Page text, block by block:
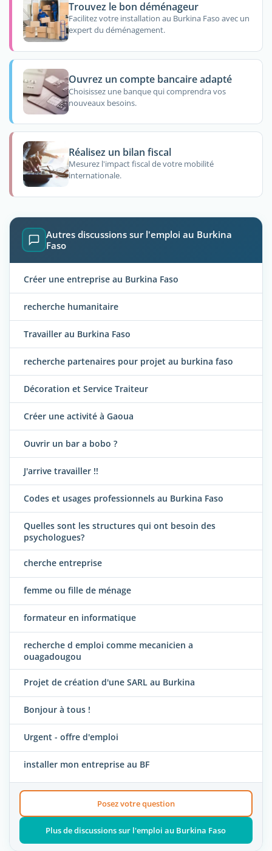
Trouvez le bon déménageur
Facilitez votre installation au Burkina Faso avec un
expert du déménagement.
Ouvrez un compte bancaire adapté
Choisissez une banque qui comprendra vos
nouveaux besoins.
Réalisez un bilan fiscal
Mesurez l'impact fiscal de votre mobilité
internationale.
Autres discussions sur l'emploi au Burkina
Faso
Créer une entreprise au Burkina Faso
recherche humanitaire
Travailler au Burkina Faso
recherche partenaires pour projet au burkina faso
Décoration et Service Traiteur
Créer une activité à Gaoua
Ouvrir un bar a bobo ?
J'arrive travailler !!
Codes et usages professionnels au Burkina Faso
Quelles sont les structures qui ont besoin des
psychologues?
cherche entreprise
femme ou fille de ménage
formateur en informatique
recherche d emploi comme mecanicien a
ouagadougou
Projet de création d'une SARL au Burkina
Bonjour à tous !
Urgent - offre d'emploi
installer mon entreprise au BF
Posez votre question
Plus de discussions sur l'emploi au Burkina Faso